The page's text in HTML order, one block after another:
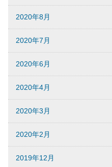
2020年8月
2020年7月
2020年6月
2020年4月
2020年3月
2020年2月
2019年12月